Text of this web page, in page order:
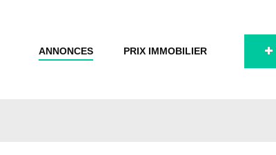
ANNONCES PRIX IMMOBILIER